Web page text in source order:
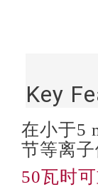
Key
在小于5
节等离
50瓦时